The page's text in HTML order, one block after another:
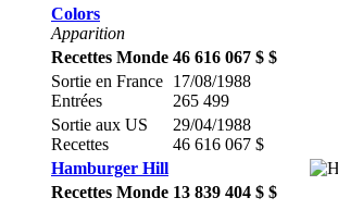
Colors
Apparition
Recettes Monde 46 616 067 $ $
Sortie en France
Entrées
17/08/1988
265 499
Sortie aux US
Recettes
29/04/1988
46 616 067 $
Hamburger Hill
Recettes Monde 13 839 404 $ $